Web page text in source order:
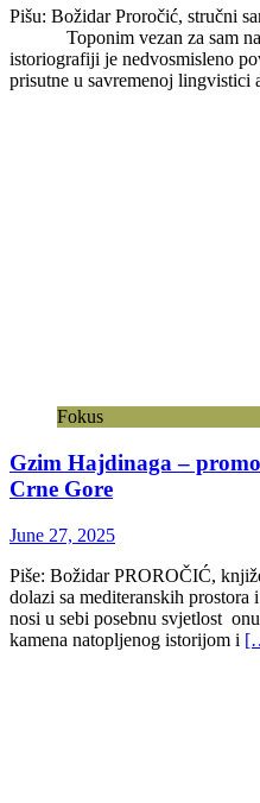
Pišu: Božidar Proročić, stručni
Toponim vezan za sam
istoriografiji je nedvosmisleno
prisutne u savremenoj lingvistici
Fokus
Gzim Hajdinaga –
Crne Gore
June 27, 2025
Piše: Božidar PROROČIĆ,
dolazi sa mediteranskih
nosi u sebi posebnu svjetlost
kamena natopljenog istorijom i